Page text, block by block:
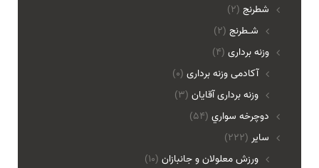
(2) شطرنج
شـطرنج (2)
(4) وزنه برداری
آکادمی وزنه برداری (0)
وزنه برداری آقایان (3)
(54) دوچرخه سواري
(222) ساير
ورزش معلولان و جانبازان (10)